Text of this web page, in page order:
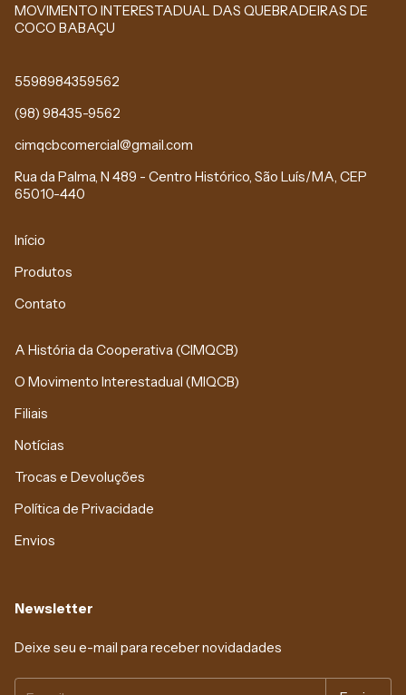
MOVIMENTO INTERESTADUAL DAS QUEBRADEIRAS DE
COCO BABAÇU
5598984359562
(98) 98435-9562
cimqcbcomercial@gmail.com
Rua da Palma, N 489 - Centro Histórico, São Luís/MA, CEP
65010-440
Início
Produtos
Contato
A História da Cooperativa (CIMQCB)
O Movimento Interestadual (MIQCB)
Filiais
Notícias
Trocas e Devoluções
Política de Privacidade
Envios
Newsletter
Deixe seu e-mail para receber novidadades